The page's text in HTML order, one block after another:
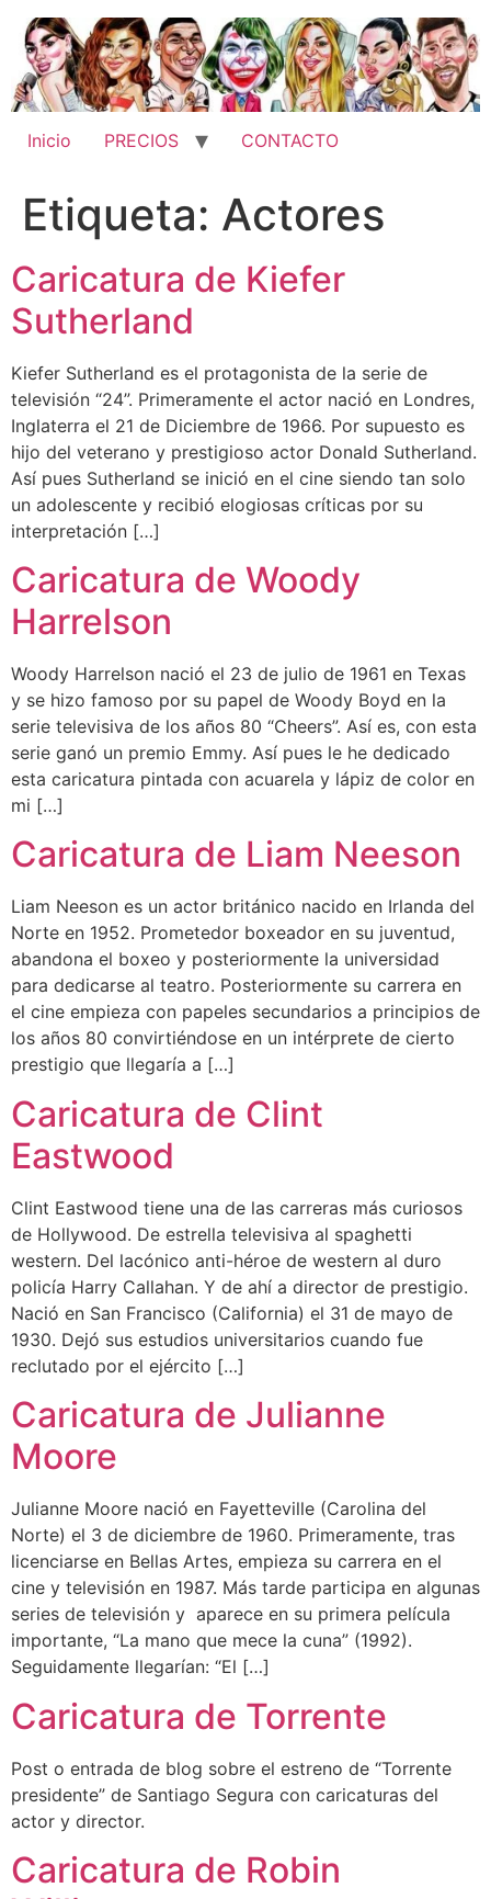
contenido
Inicio PRECIOS CONTACTO
Etiqueta: Actores
Caricatura de Kiefer
Sutherland
Kiefer Sutherland es el protagonista de la serie de
televisión “24”. Primeramente el actor nació en Londres,
Inglaterra el 21 de Diciembre de 1966. Por supuesto es
hijo del veterano y prestigioso actor Donald Sutherland.
Así pues Sutherland se inició en el cine siendo tan solo
un adolescente y recibió elogiosas críticas por su
interpretación […]
Caricatura de Woody
Harrelson
Woody Harrelson nació el 23 de julio de 1961 en Texas
y se hizo famoso por su papel de Woody Boyd en la
serie televisiva de los años 80 “Cheers”. Así es, con esta
serie ganó un premio Emmy. Así pues le he dedicado
esta caricatura pintada con acuarela y lápiz de color en
mi […]
Caricatura de Liam Neeson
Liam Neeson es un actor británico nacido en Irlanda del
Norte en 1952. Prometedor boxeador en su juventud,
abandona el boxeo y posteriormente la universidad
para dedicarse al teatro. Posteriormente su carrera en
el cine empieza con papeles secundarios a principios de
los años 80 convirtiéndose en un intérprete de cierto
prestigio que llegaría a […]
Caricatura de Clint
Eastwood
Clint Eastwood tiene una de las carreras más curiosos
de Hollywood. De estrella televisiva al spaghetti
western. Del lacónico anti-héroe de western al duro
policía Harry Callahan. Y de ahí a director de prestigio.
Nació en San Francisco (California) el 31 de mayo de
1930. Dejó sus estudios universitarios cuando fue
reclutado por el ejército […]
Caricatura de Julianne
Moore
Julianne Moore nació en Fayetteville (Carolina del
Norte) el 3 de diciembre de 1960. Primeramente, tras
licenciarse en Bellas Artes, empieza su carrera en el
cine y televisión en 1987. Más tarde participa en algunas
series de televisión y aparece en su primera película
importante, “La mano que mece la cuna” (1992).
Seguidamente llegarían: “El […]
Caricatura de Torrente
Post o entrada de blog sobre el estreno de “Torrente
presidente” de Santiago Segura con caricaturas del
actor y director.
Caricatura de Robin